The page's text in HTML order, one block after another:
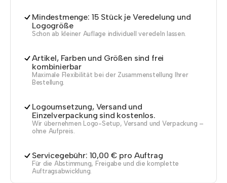
Mindestmenge: 15 Stück je Veredelung und
Logogröße
Schon ab kleiner Auflage individuell veredeln lassen.
Artikel, Farben und Größen sind frei
kombinierbar
Maximale Flexibilität bei der Zusammenstellung Ihrer
Bestellung.
Logoumsetzung, Versand und
Einzelverpackung sind kostenlos.
Wir übernehmen Logo-Setup, Versand und Verpackung –
ohne Aufpreis.
Servicegebühr: 10,00 € pro Auftrag
Für die Abstimmung, Freigabe und die komplette
Auftragsabwicklung.